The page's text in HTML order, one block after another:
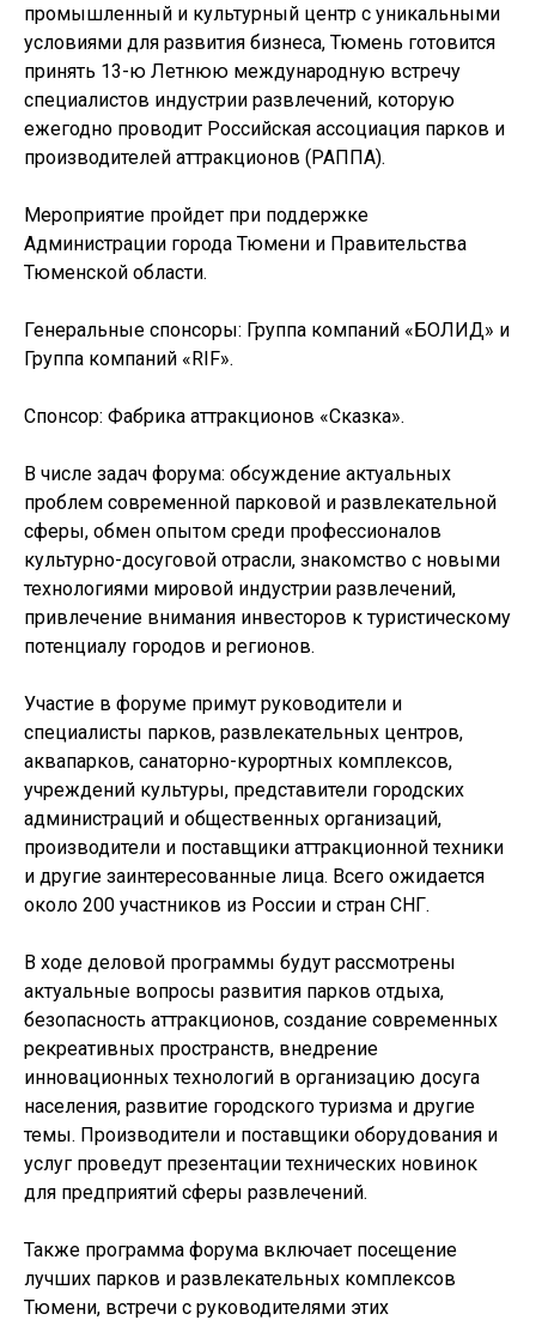
промышленный и культурный центр с уникальными
условиями для развития бизнеса, Тюмень готовится
принять 13-ю Летнюю международную встречу
специалистов индустрии развлечений, которую
ежегодно проводит Российская ассоциация парков и
производителей аттракционов (РАППА).
Мероприятие пройдет при поддержке
Администрации города Тюмени и Правительства
Тюменской области.
Генеральные спонсоры: Группа компаний «БОЛИД» и
Группа компаний «RIF».
Спонсор: Фабрика аттракционов «Сказка».
В числе задач форума: обсуждение актуальных
проблем современной парковой и развлекательной
сферы, обмен опытом среди профессионалов
культурно-досуговой отрасли, знакомство с новыми
технологиями мировой индустрии развлечений,
привлечение внимания инвесторов к туристическому
потенциалу городов и регионов.
Участие в форуме примут руководители и
специалисты парков, развлекательных центров,
аквапарков, санаторно-курортных комплексов,
учреждений культуры, представители городских
администраций и общественных организаций,
производители и поставщики аттракционной техники
и другие заинтересованные лица. Всего ожидается
около 200 участников из России и стран СНГ.
В ходе деловой программы будут рассмотрены
актуальные вопросы развития парков отдыха,
безопасность аттракционов, создание современных
рекреативных пространств, внедрение
инновационных технологий в организацию досуга
населения, развитие городского туризма и другие
темы. Производители и поставщики оборудования и
услуг проведут презентации технических новинок
для предприятий сферы развлечений.
Также программа форума включает посещение
лучших парков и развлекательных комплексов
Тюмени, встречи с руководителями этих